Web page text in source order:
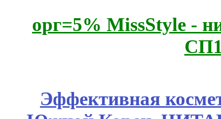
орг=5% MissStyle -
Эффективная